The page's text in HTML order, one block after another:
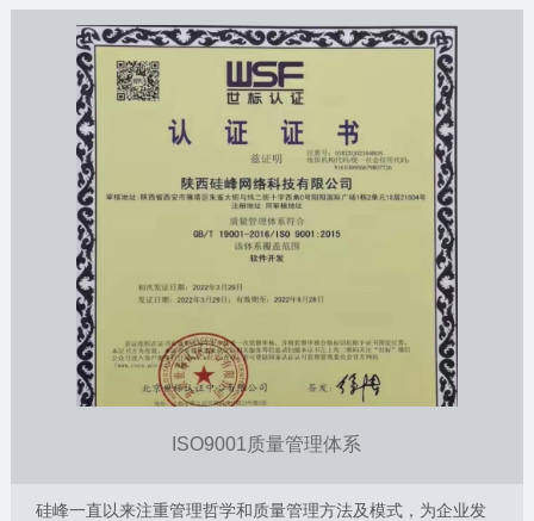
ISO9001质量管理体系
硅峰一直以来注重管理哲学和质量管理方法及模式，为企业发